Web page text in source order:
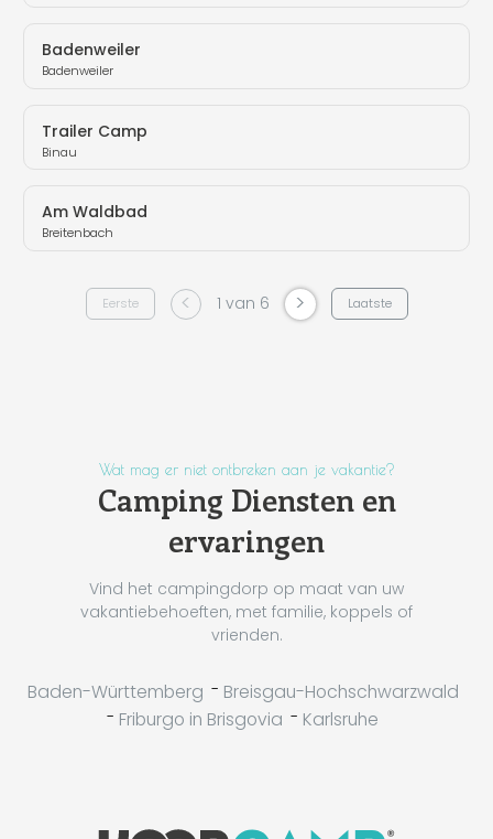
Badenweiler
Badenweiler
Trailer Camp
Binau
Am Waldbad
Breitenbach
Eerste < 1 van 6 > Laatste
Wat mag er niet ontbreken aan je vakantie?
Camping Diensten en
ervaringen
Vind het campingdorp op maat van uw
vakantiebehoeften, met familie, koppels of
vrienden.
Baden-Württemberg - Breisgau-Hochschwarzwald
- Friburgo in Brisgovia - Karlsruhe